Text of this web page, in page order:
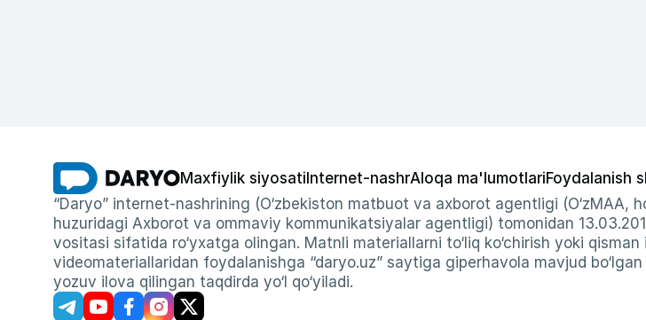
Maxfiylik siyosati Internet-nashrAloqa ma'lumotlariFoydalanish
“Daryo” internet-nashrining (O‘zbekiston matbuot va axborot agentligi (O‘zMAA,
huzuridagi Axborot va ommaviy kommunikatsiyalar agentligi) tomonidan
vositasi sifatida ro‘yxatga olingan. Matnli materiallarni to‘liq ko‘chirish yoki
videomateriallaridan foydalanishga “daryo.uz” saytiga giperhavola mavjud
yozuv ilova qilingan taqdirda yo‘l qo‘yiladi.